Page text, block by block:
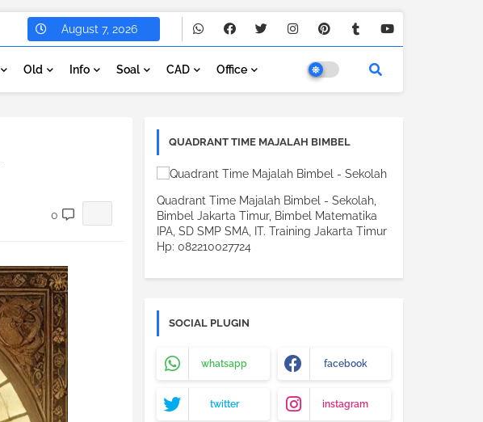
August 7, 2026
Old Info Soal CAD Office
0
QUADRANT TIME MAJALAH BIMBEL
Quadrant Time Majalah Bimbel - Sekolah,
Bimbel Jakarta Timur, Bimbel Matematika
IPA, SD SMP SMA, IT. Training Jakarta Timur
Hp: 082210027724
SOCIAL PLUGIN
whatsapp facebook
twitter instagram